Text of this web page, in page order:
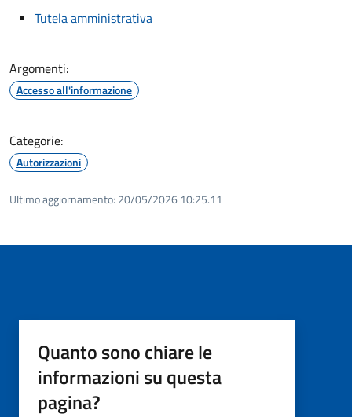
Tutela amministrativa
Argomenti:
Accesso all'informazione
Categorie:
Autorizzazioni
Ultimo aggiornamento: 20/05/2026 10:25.11
Quanto sono chiare le
informazioni su questa
pagina?